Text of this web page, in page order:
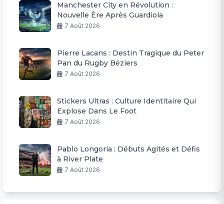
Manchester City en Révolution :
Nouvelle Ère Après Guardiola
7 Août 2026
Pierre Lacans : Destin Tragique du Peter
Pan du Rugby Béziers
7 Août 2026
Stickers Ultras : Culture Identitaire Qui
Explose Dans Le Foot
7 Août 2026
Pablo Longoria : Débuts Agités et Défis
à River Plate
7 Août 2026